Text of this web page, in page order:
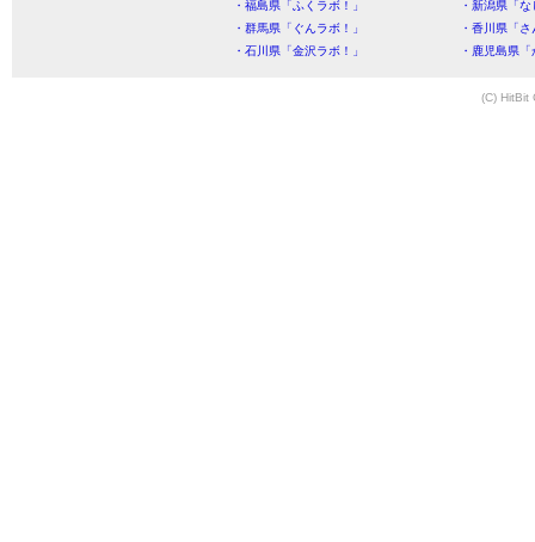
・福島県「ふくラボ！」
・新潟県「
・群馬県「ぐんラボ！」
・香川県「
・石川県「金沢ラボ！」
・鹿児島県
(C) HitBit